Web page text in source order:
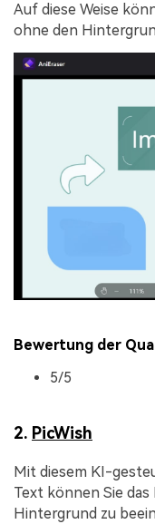
Auf diese Weise
ohne den
Bewertung der
5/5
2. PicWish
Mit diesem KI-
Text können Sie
Hintergrund zu